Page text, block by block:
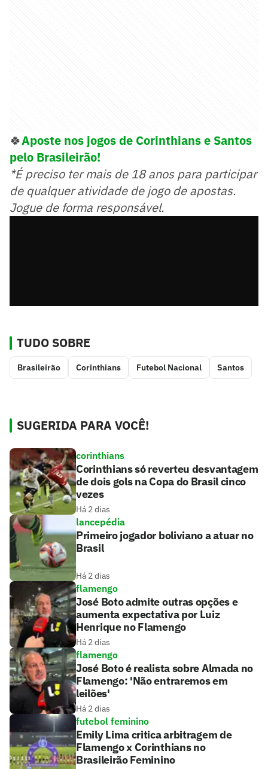
🍀Aposte nos jogos de Corinthians e Santos
pelo Brasileirão!
*É preciso ter mais de 18 anos para participar
de qualquer atividade de jogo de apostas.
Jogue de forma responsável.
TUDO SOBRE
Brasileirão Corinthians Futebol Nacional Santos
SUGERIDA PARA VOCÊ!
corinthians
Corinthians só reverteu desvantagem
de dois gols na Copa do Brasil cinco
vezes
Há 2 dias
lancepédia
Primeiro jogador boliviano a atuar no
Brasil
Há 2 dias
flamengo
José Boto admite outras opções e
aumenta expectativa por Luiz
Henrique no Flamengo
Há 2 dias
flamengo
José Boto é realista sobre Almada no
Flamengo: 'Não entraremos em
leilões'
Há 2 dias
futebol feminino
Emily Lima critica arbitragem de
Flamengo x Corinthians no
Brasileirão Feminino